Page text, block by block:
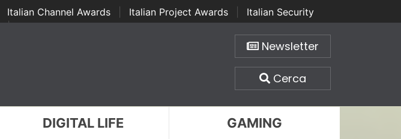
Italian Channel Awards Italian Project Awards
Italian Security
| ...
Newsletter
Cerca
DIGITAL LIFE GAMING